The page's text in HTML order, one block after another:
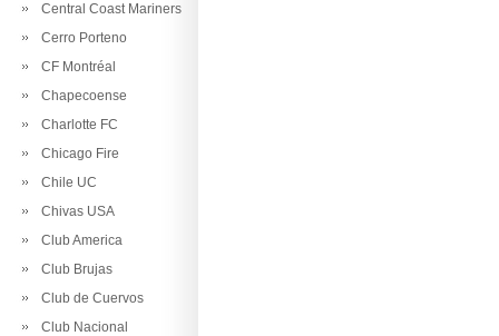
Central Coast Mariners
Cerro Porteno
CF Montréal
Chapecoense
Charlotte FC
Chicago Fire
Chile UC
Chivas USA
Club America
Club Brujas
Club de Cuervos
Club Nacional